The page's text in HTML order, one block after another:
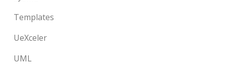
Templates
UeXceler
UML